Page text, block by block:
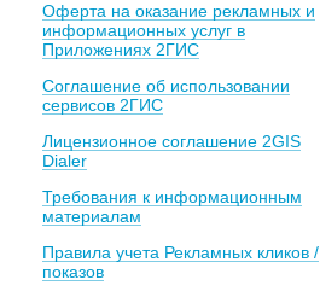
Оферта на оказание рекламных и
информационных услуг в
Приложениях 2ГИС
Соглашение об использовании
сервисов 2ГИС
Лицензионное соглашение 2GIS
Dialer
Требования к информационным
материалам
Правила учета Рекламных кликов /
показов